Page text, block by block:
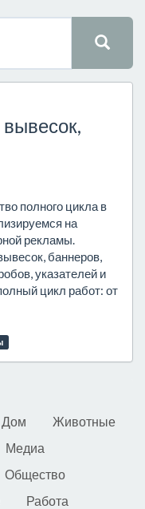
вывесок,
полного цикла в
на
рекламы.
баннеров,
указателей и
цикл работ: от
Дом
Животные
Медиа
Общество
Работа